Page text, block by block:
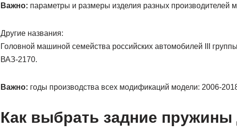
Важно: параметры и размеры изделия разных производителей
Другие названия:
Головной машиной семейства российских автомобилей III
ВАЗ-2170.
Важно: годы производства всех модификаций модели: 2006-
Как выбрать задние